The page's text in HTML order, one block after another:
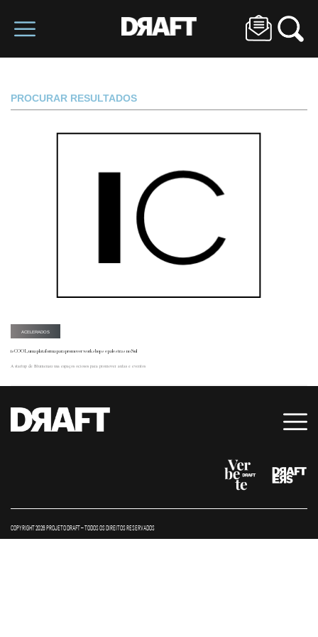
PROCURAR RESULTADOS
ACELERADOS
isCOOL, uma plataforma para promover workshops e palestras no Sul
A startup de Blumenau usa espaços ociosos para promover aulas e eventos
COPYRIGHT 2026 PROJETO DRAFT – TODOS OS DIREITOS RESERVADOS